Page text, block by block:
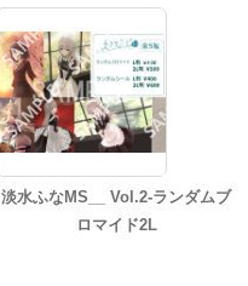
淡水ふなMS__ Vol.2-ランダムブ
ロマイド2L